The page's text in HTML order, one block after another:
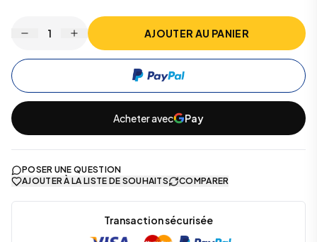
1 AJOUTER AU PANIER
Acheter avec Pay
POSER UNE QUESTION
AJOUTER À LA LISTE DE SOUHAITS
COMPARER
Transaction sécurisée